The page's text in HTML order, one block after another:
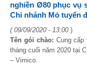
nghiền Ø80 phục vụ
Chi nhánh Mỏ tuyển
( 09/09/2020 - 13:00 )
Tên gói chào: Cung
tháng cuối năm 2020 tại
– Vimico.